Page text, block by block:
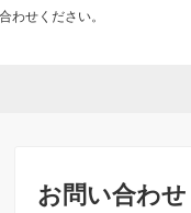
わせください。
お問い合わせ